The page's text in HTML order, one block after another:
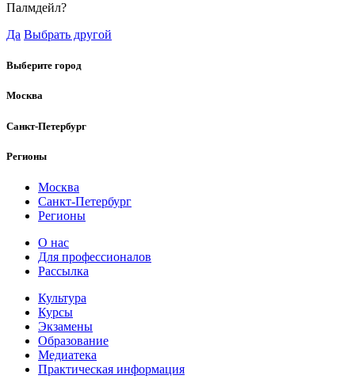
Палмдейл?
Да Выбрать другой
Выберите город
Москва
Санкт-Петербург
Регионы
Москва
Санкт-Петербург
Регионы
О нас
Для профессионалов
Рассылка
Культура
Курсы
Экзамены
Образование
Медиатека
Практическая информация